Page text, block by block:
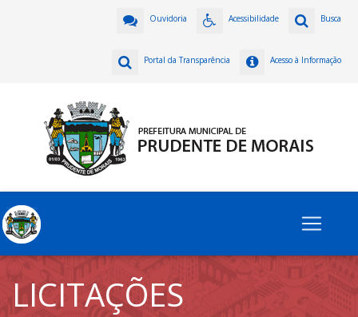
Busca
Acessibilidade
Ouvidoria
Acesso à Informação
Portal da Transparência
LICITAÇÕES